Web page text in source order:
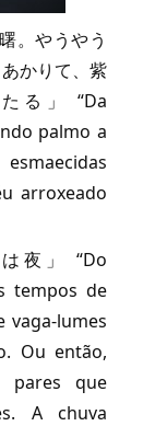
。やうやう
かりて、紫
る」 “Da
palmo a
arroxeado
夜」 “Do
tempos de
vaga-lumes
Ou então,
pares que
A chuva